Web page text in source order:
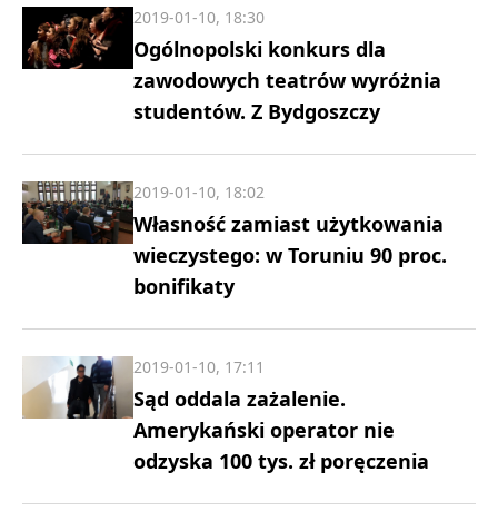
Ogólnopolski konkurs dla
zawodowych teatrów wyróżnia
studentów. Z Bydgoszczy
2019-01-10, 18:30
Własność zamiast użytkowania
wieczystego: w Toruniu 90 proc.
bonifikaty
2019-01-10, 18:02
Sąd oddala zażalenie.
Amerykański operator nie
odzyska 100 tys. zł poręczenia
2019-01-10, 17:11